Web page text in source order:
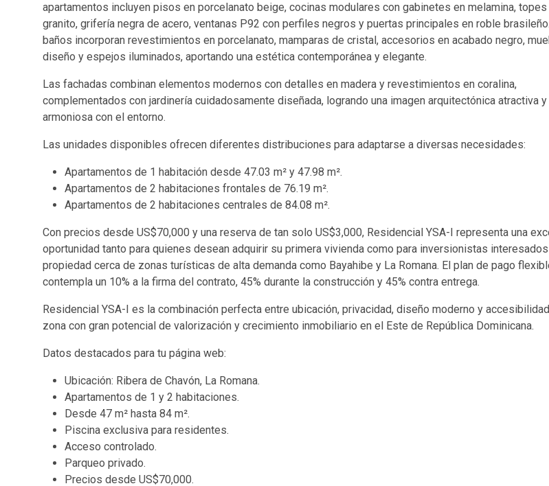
apartamentos incluyen pisos en porcelanato beige, cocinas modulares con gabinetes en melamina, topes
granito, grifería negra de acero, ventanas P92 con perfiles negros y puertas principales en roble
baños incorporan revestimientos en porcelanato, mamparas de cristal, accesorios en acabado negro,
diseño y espejos iluminados, aportando una estética contemporánea y elegante.
Las fachadas combinan elementos modernos con detalles en madera y revestimientos en coralina,
complementados con jardinería cuidadosamente diseñada, logrando una imagen arquitectónica atractiva y
armoniosa con el entorno.
Las unidades disponibles ofrecen diferentes distribuciones para adaptarse a diversas necesidades:
Apartamentos de 1 habitación desde 47.03 m² y 47.98 m².
Apartamentos de 2 habitaciones frontales de 76.19 m².
Apartamentos de 2 habitaciones centrales de 84.08 m².
Con precios desde US$70,000 y una reserva de tan solo US$3,000, Residencial YSA-I representa una
oportunidad tanto para quienes desean adquirir su primera vivienda como para inversionistas interesados
propiedad cerca de zonas turísticas de alta demanda como Bayahibe y La Romana. El plan de pago
contempla un 10% a la firma del contrato, 45% durante la construcción y 45% contra entrega.
Residencial YSA-I es la combinación perfecta entre ubicación, privacidad, diseño moderno y
zona con gran potencial de valorización y crecimiento inmobiliario en el Este de República Dominicana.
Datos destacados para tu página web:
Ubicación: Ribera de Chavón, La Romana.
Apartamentos de 1 y 2 habitaciones.
Desde 47 m² hasta 84 m².
Piscina exclusiva para residentes.
Acceso controlado.
Parqueo privado.
Precios desde US$70,000.